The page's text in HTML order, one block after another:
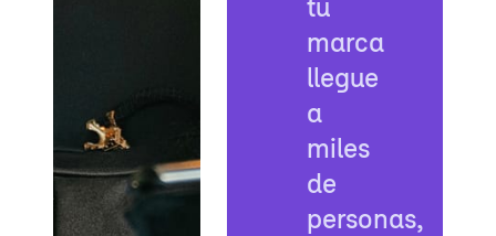
tu
marca
llegue
a
miles
de
personas,